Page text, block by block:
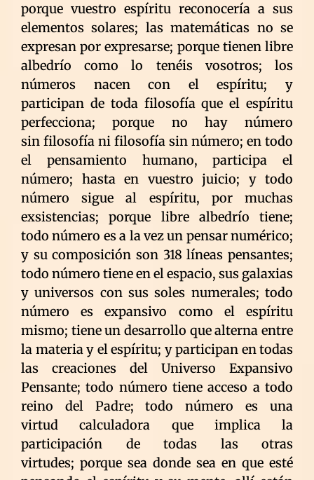
porque vuestro espíritu reconocería a sus
elementos solares; las matemáticas no se
expresan por expresarse; porque tienen libre
albedrío como lo tenéis vosotros; los
números nacen con el espíritu; y
participan de toda filosofía que el espíritu
perfecciona; porque no hay número
sin filosofía ni filosofía sin número; en todo
el pensamiento humano, participa el
número; hasta en vuestro juicio; y todo
número sigue al espíritu, por muchas
exsistencias; porque libre albedrío tiene;
todo número es a la vez un pensar numérico;
y su composición son 318 líneas pensantes;
todo número tiene en el espacio, sus galaxias
y universos con sus soles numerales; todo
número es expansivo como el espíritu
mismo; tiene un desarrollo que alterna entre
la materia y el espíritu; y participan en todas
las creaciones del Universo Expansivo
Pensante; todo número tiene acceso a todo
reino del Padre; todo número es una
virtud calculadora que implica la
participación de todas las otras
virtudes; porque sea donde sea en que esté